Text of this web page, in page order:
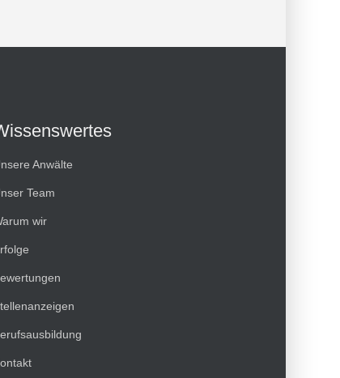
Anwälte
Team
wir